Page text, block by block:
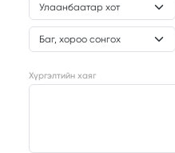
Хүргэлтийн хаяг